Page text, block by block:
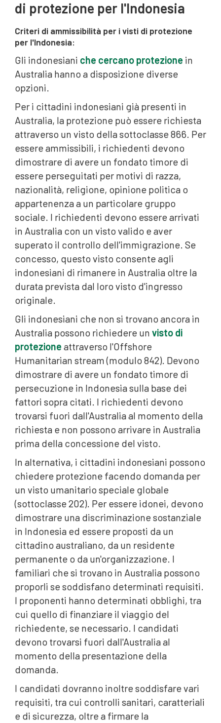
di protezione per l'Indonesia
Criteri di ammissibilità per i visti di protezione
per l'Indonesia:
Gli indonesiani che cercano protezione in
Australia hanno a disposizione diverse
opzioni.
Per i cittadini indonesiani già presenti in
Australia, la protezione può essere richiesta
attraverso un visto della sottoclasse 866. Per
essere ammissibili, i richiedenti devono
dimostrare di avere un fondato timore di
essere perseguitati per motivi di razza,
nazionalità, religione, opinione politica o
appartenenza a un particolare gruppo
sociale. I richiedenti devono essere arrivati
in Australia con un visto valido e aver
superato il controllo dell'immigrazione. Se
concesso, questo visto consente agli
indonesiani di rimanere in Australia oltre la
durata prevista dal loro visto d'ingresso
originale.
Gli indonesiani che non si trovano ancora in
Australia possono richiedere un visto di
protezione attraverso l'Offshore
Humanitarian stream (modulo 842). Devono
dimostrare di avere un fondato timore di
persecuzione in Indonesia sulla base dei
fattori sopra citati. I richiedenti devono
trovarsi fuori dall'Australia al momento della
richiesta e non possono arrivare in Australia
prima della concessione del visto.
In alternativa, i cittadini indonesiani possono
chiedere protezione facendo domanda per
un visto umanitario speciale globale
(sottoclasse 202). Per essere idonei, devono
dimostrare una discriminazione sostanziale
in Indonesia ed essere proposti da un
cittadino australiano, da un residente
permanente o da un'organizzazione. I
familiari che si trovano in Australia possono
proporli se soddisfano determinati requisiti.
I proponenti hanno determinati obblighi, tra
cui quello di finanziare il viaggio del
richiedente, se necessario. I candidati
devono trovarsi fuori dall'Australia al
momento della presentazione della
domanda.
I candidati dovranno inoltre soddisfare vari
requisiti, tra cui controlli sanitari, caratteriali
e di sicurezza, oltre a firmare la